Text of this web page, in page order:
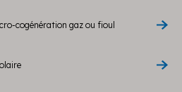
cogénération gaz ou fioul